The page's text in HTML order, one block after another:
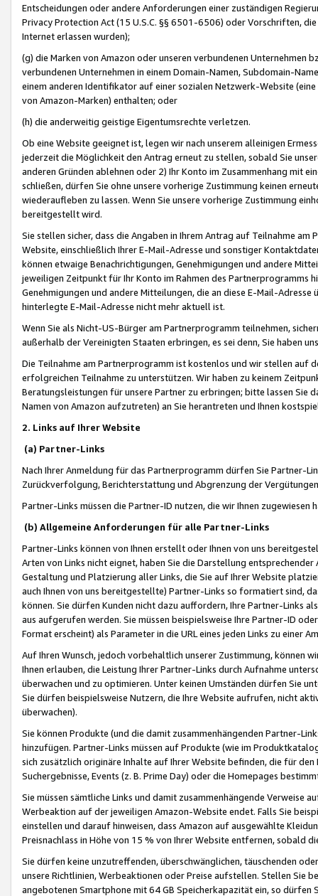
Entscheidungen oder andere Anforderungen einer zuständigen
Privacy Protection Act (15 U.S.C. §§ 6501-6506) oder Vorschriften,
Internet erlassen wurden);
(g) die Marken von Amazon oder unseren verbundenen Unternehmen
verbundenen Unternehmen in einem Domain-Namen, Subdomain-
einem anderen Identifikator auf einer sozialen Netzwerk-Website
von Amazon-Marken) enthalten; oder
(h) die anderweitig geistige Eigentumsrechte verletzen.
Ob eine Website geeignet ist, legen wir nach unserem alleinigen
jederzeit die Möglichkeit den Antrag erneut zu stellen, sobald Sie
anderen Gründen ablehnen oder 2) Ihr Konto im Zusammenhang mit
schließen, dürfen Sie ohne unsere vorherige Zustimmung keinen
wiederaufleben zu lassen. Wenn Sie unsere vorherige Zustimmung
bereitgestellt wird.
Sie stellen sicher, dass die Angaben in Ihrem Antrag auf Teilnahme
Website, einschließlich Ihrer E-Mail-Adresse und sonstiger
können etwaige Benachrichtigungen, Genehmigungen und andere
jeweiligen Zeitpunkt für Ihr Konto im Rahmen des Partnerprogramms
Genehmigungen und andere Mitteilungen, die an diese E-Mail-
hinterlegte E-Mail-Adresse nicht mehr aktuell ist.
Wenn Sie als Nicht-US-Bürger am Partnerprogramm teilnehmen,
außerhalb der Vereinigten Staaten erbringen, es sei denn, Sie haben
Die Teilnahme am Partnerprogramm ist kostenlos und wir stellen auf
erfolgreichen Teilnahme zu unterstützen. Wir haben zu keinem
Beratungsleistungen für unsere Partner zu erbringen; bitte lassen Sie
Namen von Amazon aufzutreten) an Sie herantreten und Ihnen
2. Links auf Ihrer Website
(a) Partner-Links
Nach Ihrer Anmeldung für das Partnerprogramm dürfen Sie Partner-
Zurückverfolgung, Berichterstattung und Abgrenzung der
Partner-Links müssen die Partner-ID nutzen, die wir Ihnen zugewiesen
(b) Allgemeine Anforderungen für alle Partner-Links
Partner-Links können von Ihnen erstellt oder Ihnen von uns
Arten von Links nicht eignet, haben Sie die Darstellung
Gestaltung und Platzierung aller Links, die Sie auf Ihrer Website
auch Ihnen von uns bereitgestellte) Partner-Links so formatiert sind,
können. Sie dürfen Kunden nicht dazu auffordern, Ihre Partner-Links
aus aufgerufen werden. Sie müssen beispielsweise Ihre Partner-ID
Format erscheint) als Parameter in die URL eines jeden Links zu einer
Auf Ihren Wunsch, jedoch vorbehaltlich unserer Zustimmung, können
Ihnen erlauben, die Leistung Ihrer Partner-Links durch Aufnahme
überwachen und zu optimieren. Unter keinen Umständen dürfen Sie
Sie dürfen beispielsweise Nutzern, die Ihre Website aufrufen, nicht
überwachen).
Sie können Produkte (und die damit zusammenhängenden Partner-
hinzufügen. Partner-Links müssen auf Produkte (wie im
sich zusätzlich originäre Inhalte auf Ihrer Website befinden, die für
Suchergebnisse, Events (z. B. Prime Day) oder die Homepages
Sie müssen sämtliche Links und damit zusammenhängende
Werbeaktion auf der jeweiligen Amazon-Website endet. Falls Sie
einstellen und darauf hinweisen, dass Amazon auf ausgewählte
Preisnachlass in Höhe von 15 % von Ihrer Website entfernen, sobald
Sie dürfen keine unzutreffenden, überschwänglichen, täuschenden
unsere Richtlinien, Werbeaktionen oder Preise aufstellen. Stellen Sie
angebotenen Smartphone mit 64 GB Speicherkapazität ein, so dürfen